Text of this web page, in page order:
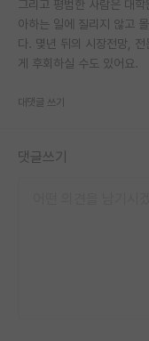
그리고 평범한 사람은 대
아하는 일에 질리지 않고
다. 몇년 뒤의 시장전망,
게 후회하실 수도 있어요.
대댓글 쓰기
댓글쓰기